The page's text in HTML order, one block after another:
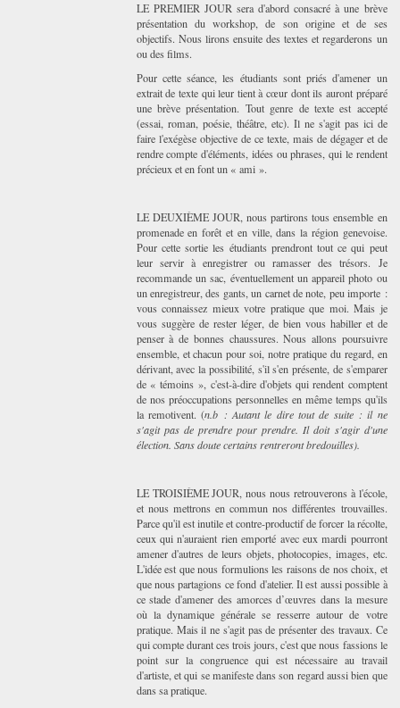
LE PREMIER JOUR sera d'abord consacré à une brève
présentation du workshop, de son origine et de ses
objectifs. Nous lirons ensuite des textes et regarderons un
ou des films.
Pour cette séance, les étudiants sont priés d'amener un
extrait de texte qui leur tient à cœur dont ils auront préparé
une brève présentation. Tout genre de texte est accepté
(essai, roman, poésie, théâtre, etc). Il ne s'agit pas ici de
faire l'exégèse objective de ce texte, mais de dégager et de
rendre compte d'éléments, idées ou phrases, qui le rendent
précieux et en font un « ami ».
LE DEUXIÈME JOUR, nous partirons tous ensemble en
promenade en forêt et en ville, dans la région genevoise.
Pour cette sortie les étudiants prendront tout ce qui peut
leur servir à enregistrer ou ramasser des trésors. Je
recommande un sac, éventuellement un appareil photo ou
un enregistreur, des gants, un carnet de note, peu importe :
vous connaissez mieux votre pratique que moi. Mais je
vous suggère de rester léger, de bien vous habiller et de
penser à de bonnes chaussures. Nous allons poursuivre
ensemble, et chacun pour soi, notre pratique du regard, en
dérivant, avec la possibilité, s'il s'en présente, de s'emparer
de « témoins », c'est-à-dire d'objets qui rendent comptent
de nos préoccupations personnelles en même temps qu'ils
la remotivent. (n.b : Autant le dire tout de suite : il ne
s'agit pas de prendre pour prendre. Il doit s'agir d'une
élection. Sans doute certains rentreront bredouilles).
LE TROISIÈME JOUR, nous nous retrouverons à l'école,
et nous mettrons en commun nos différentes trouvailles.
Parce qu'il est inutile et contre-productif de forcer la récolte,
ceux qui n'auraient rien emporté avec eux mardi pourront
amener d'autres de leurs objets, photocopies, images, etc.
L'idée est que nous formulions les raisons de nos choix, et
que nous partagions ce fond d'atelier. Il est aussi possible à
ce stade d'amener des amorces d’œuvres dans la mesure
où la dynamique générale se resserre autour de votre
pratique. Mais il ne s'agit pas de présenter des travaux. Ce
qui compte durant ces trois jours, c'est que nous fassions le
point sur la congruence qui est nécessaire au travail
d'artiste, et qui se manifeste dans son regard aussi bien que
dans sa pratique.